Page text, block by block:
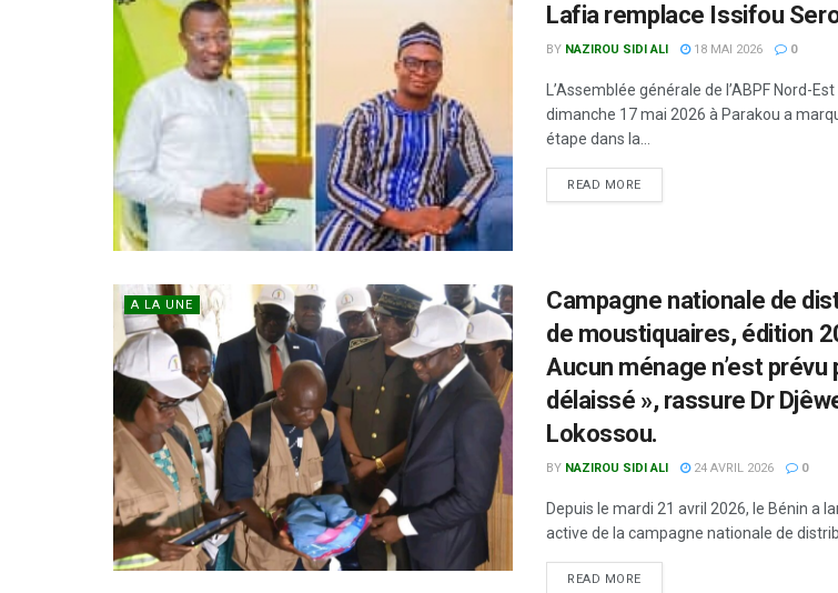
Lafia remplace Issifou
BY NAZIROU SIDI ALI 18 MAI 2026 0
L’Assemblée générale de l’ABPF Nord-
dimanche 17 mai 2026 à Parakou a
étape dans la...
READ MORE
A LA UNE
Campagne nationale de
de moustiquaires, édition
Aucun ménage n’est prévu
délaissé », rassure Dr
Lokossou.
BY NAZIROU SIDI ALI 24 AVRIL 2026 0
Depuis le mardi 21 avril 2026, le Bénin a
active de la campagne nationale de
READ MORE